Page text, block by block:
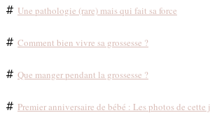
# Une pathologie (rare) mais qui fait sa force
# Comment bien vivre sa grossesse ?
# Que manger pendant la grossesse ?
# Premier anniversaire de bébé : Les photos de